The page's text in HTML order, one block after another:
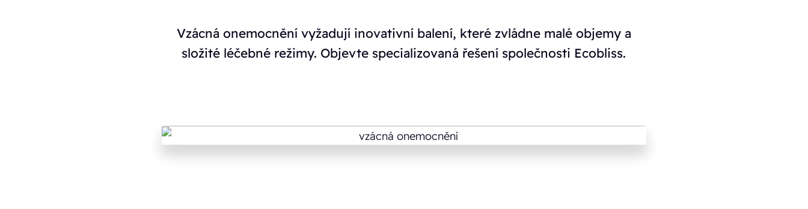
Vzácná onemocnění vyžadují inovativní balení, které zvládne malé objemy a
složité léčebné režimy. Objevte specializovaná řešení společnosti Ecobliss.